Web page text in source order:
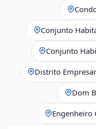
Conjunto
Conjunto
Distrito
Dom
Engenheiro